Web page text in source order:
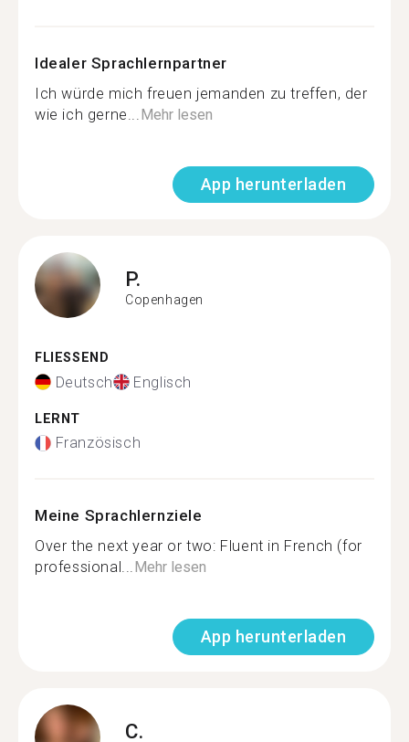
Idealer Sprachlernpartner
Ich würde mich freuen jemanden zu treffen, der
wie ich gerne...Mehr lesen
App herunterladen
P.
Copenhagen
FLIESSEND
Deutsch Englisch
LERNT
Französisch
Meine Sprachlernziele
Over the next year or two: Fluent in French (for
professional...Mehr lesen
App herunterladen
C.